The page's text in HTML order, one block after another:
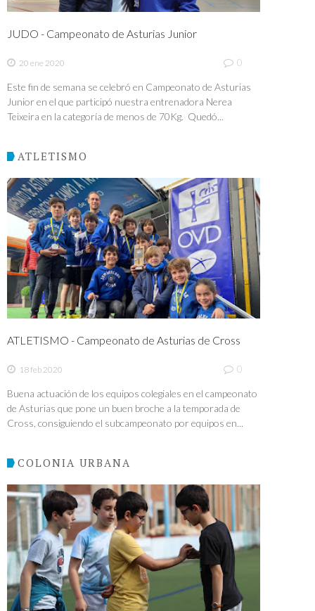
JUDO - Campeonato de Asturias Junior
20 ene 2020 0
Este fin de semana se celebró en Campeonato de Asturias
Junior en el que participó nuestra entrenadora Nerea
Teixeira en la categoría de menos de 70Kg. Quedó...
ATLETISMO
ATLETISMO - Campeonato de Asturias de Cross
18 feb 2020 0
Buena actuación de los equipos colegiales en el campeonato
de Asturias que pone un buen broche a la temporada de
Cross, consiguiendo el subcampeonato por equipos en...
COLONIA URBANA